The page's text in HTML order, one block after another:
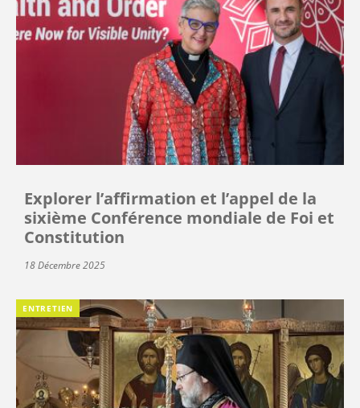
Explorer l’affirmation et l’appel de la
sixième Conférence mondiale de Foi et
Constitution
18 Décembre 2025
ENTRETIEN